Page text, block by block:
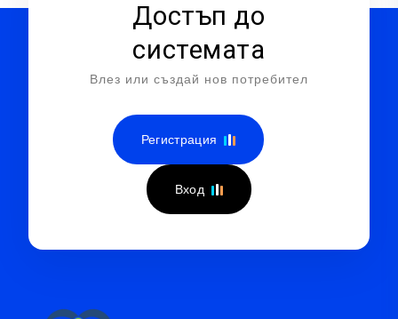
Достъп до
системата
Влез или създай нов потребител
Регистрация
Вход